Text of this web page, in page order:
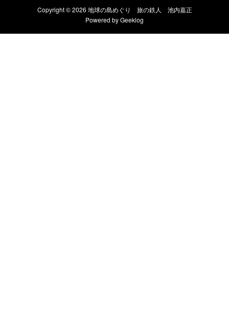
Copyright © 2026 地球の島めぐり 旅の鉄人 池内嘉正
Powered byGeeklog